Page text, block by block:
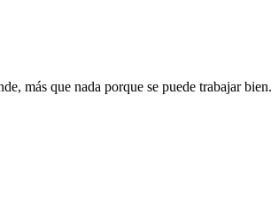
más que nada porque se puede trabajar